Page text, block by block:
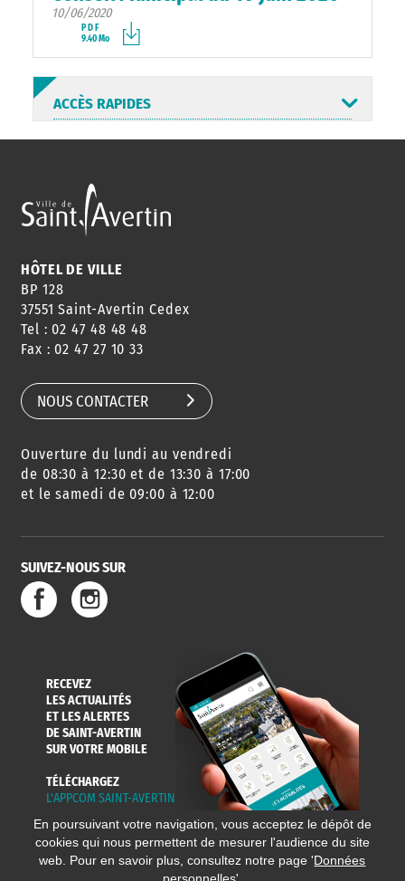
10/06/2020
PDF
9.40 Mo
ACCÈS RAPIDES
ANNUAIRE
HORAIRES
CONSEILS
DE QUARTIER
AGENDA
DES SORTIES
URBANISME
SERVICE
DE L'EAU
HÔTEL DE VILLE
BP 128
37551 Saint-Avertin Cedex
Tel : 02 47 48 48 48
Fax : 02 47 27 10 33
NOUS CONTACTER
Ouverture du lundi au vendredi
de 08:30 à 12:30 et de 13:30 à 17:00
et le samedi de 09:00 à 12:00
SUIVEZ-NOUS SUR
RECEVEZ
LES ACTUALITÉS
ET LES ALERTES
DE SAINT-AVERTIN
SUR VOTRE MOBILE
TÉLÉCHARGEZ
L'APPCOM SAINT-AVERTIN
En poursuivant votre navigation, vous acceptez le dépôt de
cookies qui nous permettent de mesurer l'audience du site
web. Pour en savoir plus, consultez notre page 'Données